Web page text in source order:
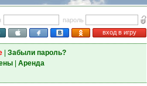
пароль
вход в игру
| Забыли пароль?
| Аренда